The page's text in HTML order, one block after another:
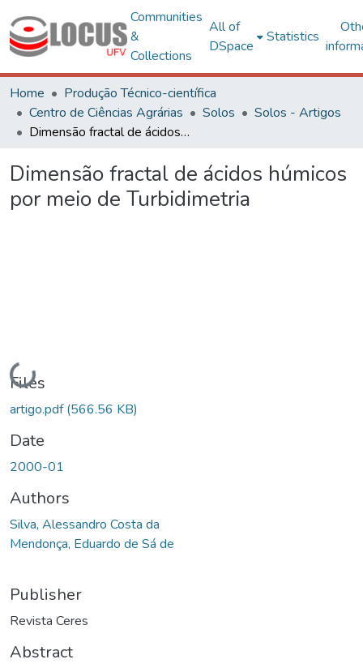
Communities
&
Collections
All of
DSpace
Statistics
Home
Produção Técnico-científica
Centro de Ciências Agrárias
Solos
Solos - Artigos
Dimensão fractal de ácidos húmicos por meio de Turbidimetria
Dimensão fractal de ácidos húmicos
por meio de Turbidimetria
Loading...
Files
artigo.pdf(566.56 KB)
Date
2000-01
Authors
Silva, Alessandro Costa da
Mendonça, Eduardo de Sá de
Publisher
Revista Ceres
Abstract